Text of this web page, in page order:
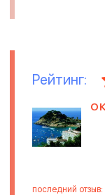
Рейтинг:
последний отзыв: